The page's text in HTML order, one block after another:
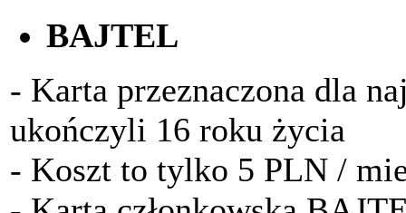
BAJTEL
- Karta przeznaczona dla
ukończyli 16 roku życia
- Koszt to tylko 5 PLN /